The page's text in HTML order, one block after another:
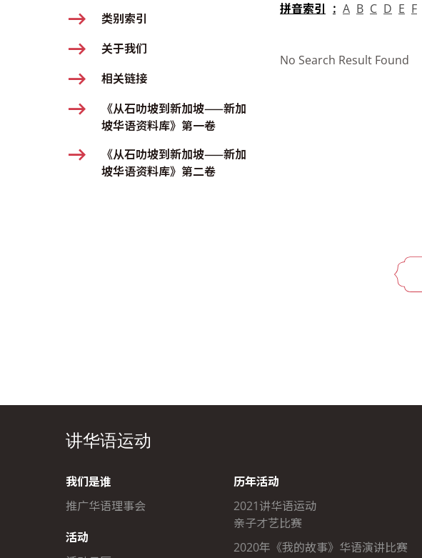
类别索引
关于我们
相关链接
《从石叻坡到新加坡——新加
坡华语资料库》第一卷
《从石叻坡到新加坡——新加
坡华语资料库》第二卷
拼音索引 A B C D E F
No Search Result Found
讲华语运动
我们是谁
推广华语理事会
活动
历年活动
2021讲华语运动
亲子才艺比赛
2020年《我的故事》华语演讲比赛